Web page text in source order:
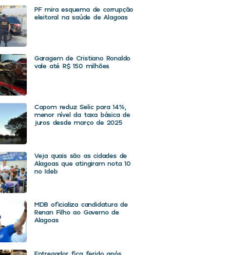
PF mira esquema de corrupção
eleitoral na saúde de Alagoas
Garagem de Cristiano Ronaldo
vale até R$ 150 milhões
Copom reduz Selic para 14%,
menor nível da taxa básica de
juros desde março de 2025
Veja quais são as cidades de
Alagoas que atingiram nota 10
no Ideb
MDB oficializa candidatura de
Renan Filho ao Governo de
Alagoas
Entregador fica ferido após